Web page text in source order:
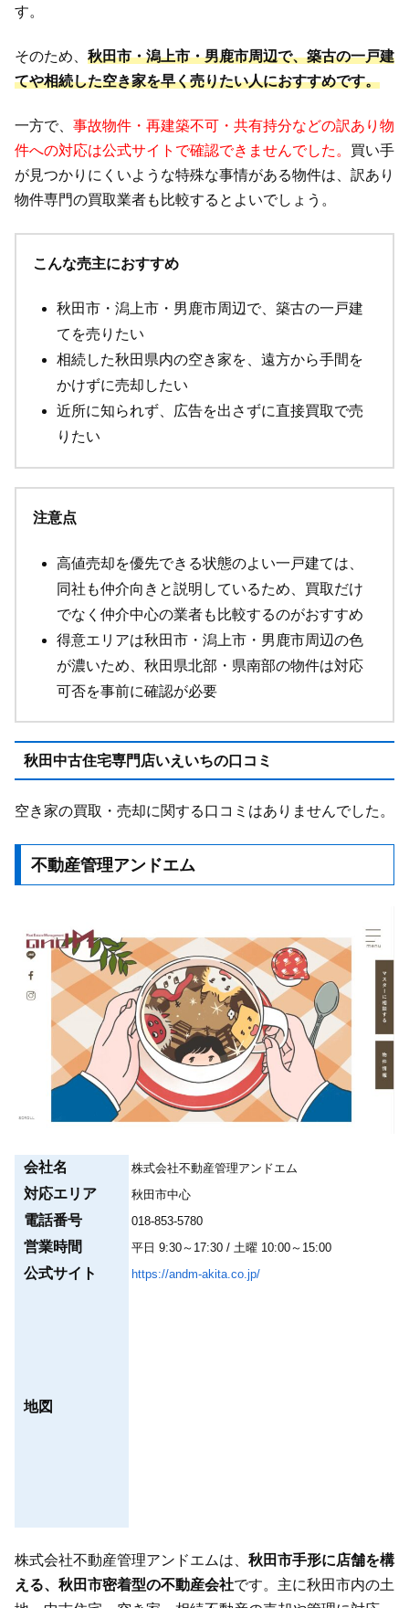
す。
そのため、 秋田市・潟上市・男鹿市周辺で、築古の一戸建
てや相続した空き家を早く売りたい人におすすめです。
一方で、 事故物件・再建築不可・共有持分などの訳あり物
件への対応は公式サイトで確認できませんでした 。 買い手
が見つかりにくいような特殊な事情がある物件は、訳あり
物件専門の買取業者も比較するとよいでしょう。
こんな売主におすすめ
秋田市・潟上市・男鹿市周辺で、築古の一戸建
てを売りたい
相続した秋田県内の空き家を、遠方から手間を
かけずに売却したい
近所に知られず、広告を出さずに直接買取で売
りたい
注意点
高値売却を優先できる状態のよい一戸建ては、
同社も仲介向きと説明しているため、買取だけ
でなく仲介中心の業者も比較するのがおすすめ
得意エリアは秋田市・潟上市・男鹿市周辺の色
が濃いため、秋田県北部・県南部の物件は対応
可否を事前に確認が必要
秋田中古住宅専門店いえいちの口コミ
空き家の買取・売却に関する口コミはありませんでした。
不動産管理アンドエム
会社名 株式会社不動産管理アンドエム
対応エリア 秋田市中心
電話番号 018-853-5780
営業時間 平日 9:30～17:30 / 土曜 10:00～15:00
公式サイト https://andm-akita.co.jp/
地図
株式会社不動産管理アンドエムは、 秋田市手形に店舗を構
える、秋田市密着型の不動産会社です。主に秋田市内の土